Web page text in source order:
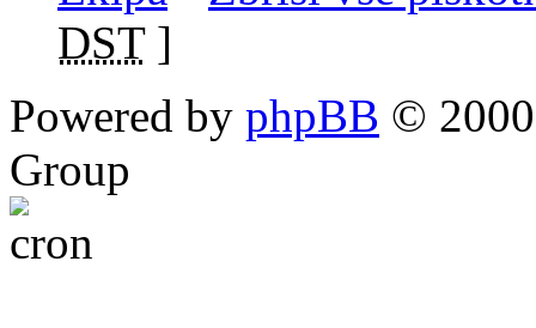
DST]
Powered by phpBB ©
Group